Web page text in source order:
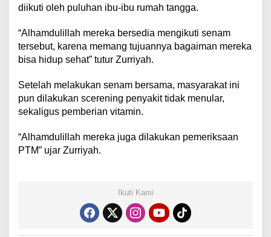
diikuti oleh puluhan ibu-ibu rumah tangga.
“Alhamdulillah mereka bersedia mengikuti senam
tersebut, karena memang tujuannya bagaiman mereka
bisa hidup sehat” tutur Zurriyah.
Setelah melakukan senam bersama, masyarakat ini
pun dilakukan scerening penyakit tidak menular,
sekaligus pemberian vitamin.
“Alhamdulillah mereka juga dilakukan pemeriksaan
PTM” ujar Zurriyah.
Ikuti Kami